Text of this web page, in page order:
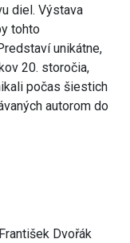
diel. Výstava
tohto
unikátne,
20. storočia,
počas šiestich
autorom do
Dvořák